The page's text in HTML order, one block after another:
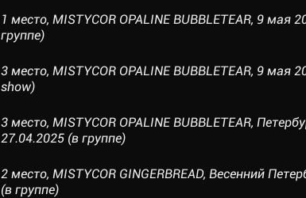
1 место, MISTYCOR OPALINE BUBBLETEAR, 9 мая
группе)
3 место, MISTYCOR OPALINE BUBBLETEAR, 9 мая
show)
3 место, MISTYCOR OPALINE BUBBLETEAR,
27.04.2025 (в группе)
2 место, MISTYCOR GINGERBREAD, Весенний
(в группе)